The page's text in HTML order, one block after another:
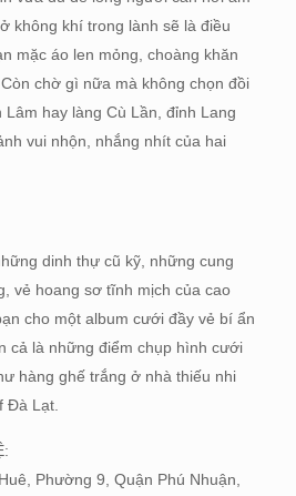
không khí trong lành sẽ là điều
mặc áo len mỏng, choàng khăn
chờ gì nữa mà không chọn đồi
hay làng Cù Lần, đỉnh Lang
vui nhộn, nhắng nhít của hai
dinh thự cũ kỹ, những cung
vẻ hoang sơ tĩnh mịch của cao
cho một album cưới đầy vẻ bí ẩn
cả là những điểm chụp hình cưới
hàng ghế trắng ở nhà thiếu nhi
Đà Lạt.
Phường 9, Quận Phú Nhuận,